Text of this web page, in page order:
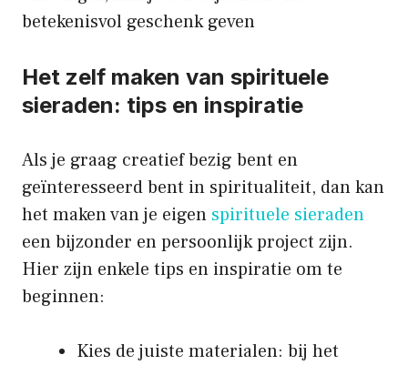
betekenisvol geschenk geven
Het zelf maken van spirituele
sieraden: tips en inspiratie
Als je graag creatief bezig bent en
geïnteresseerd bent in spiritualiteit, dan kan
het maken van je eigen spirituele sieraden
een bijzonder en persoonlijk project zijn.
Hier zijn enkele tips en inspiratie om te
beginnen:
Kies de juiste materialen: bij het